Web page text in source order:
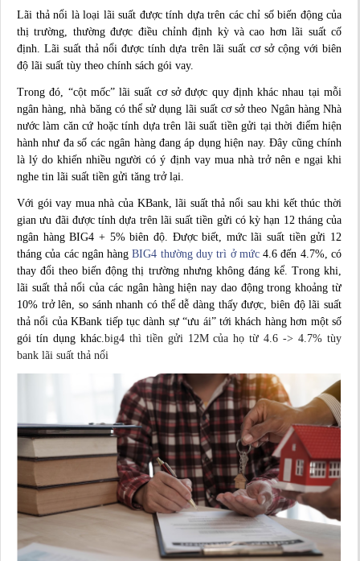
Lãi thả nổi là loại lãi suất được tính dựa trên các chỉ số biến động của
thị trường, thường được điều chỉnh định kỳ và cao hơn lãi suất cố
định. Lãi suất thả nổi được tính dựa trên lãi suất cơ sở cộng với biên
độ lãi suất tùy theo chính sách gói vay.
Trong đó, “cột mốc” lãi suất cơ sở được quy định khác nhau tại mỗi
ngân hàng, nhà băng có thể sử dụng lãi suất cơ sở theo Ngân hàng Nhà
nước làm căn cứ hoặc tính dựa trên lãi suất tiền gửi tại thời điểm hiện
hành như đa số các ngân hàng đang áp dụng hiện nay. Đây cũng chính
là lý do khiến nhiều người có ý định vay mua nhà trở nên e ngại khi
nghe tin lãi suất tiền gửi tăng trở lại.
Với gói vay mua nhà của KBank, lãi suất thả nổi sau khi kết thúc thời
gian ưu đãi được tính dựa trên lãi suất tiền gửi có kỳ hạn 12 tháng của
ngân hàng BIG4 + 5% biên độ. Được biết, mức lãi suất tiền gửi 12
tháng của các ngân hàngBIG4 thường duy trì ở mức4.6 đến 4.7%, có
thay đổi theo biến động thị trường nhưng không đáng kể. Trong khi,
lãi suất thả nổi của các ngân hàng hiện nay dao động trong khoảng từ
10% trở lên, so sánh nhanh có thể dễ dàng thấy được, biên độ lãi suất
thả nổi của KBank tiếp tục dành sự “ưu ái” tới khách hàng hơn một số
gói tín dụng khác.big4 thì tiền gửi 12M của họ từ 4.6 -> 4.7% tùy
bank lãi suất thả nổi